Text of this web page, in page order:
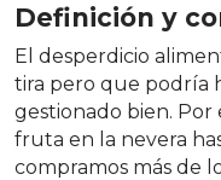
Definición y
El desperdicio
tira pero que podría
gestionado bien.
fruta en la nevera
compramos más de